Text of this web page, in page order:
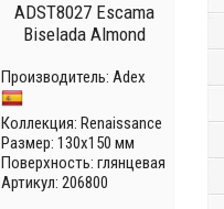
ADST8027 Escama
Biselada Almond
Производитель: Adex
Коллекция: Renaissance
Размер: 130x150 мм
Поверхность: глянцевая
Артикул: 206800